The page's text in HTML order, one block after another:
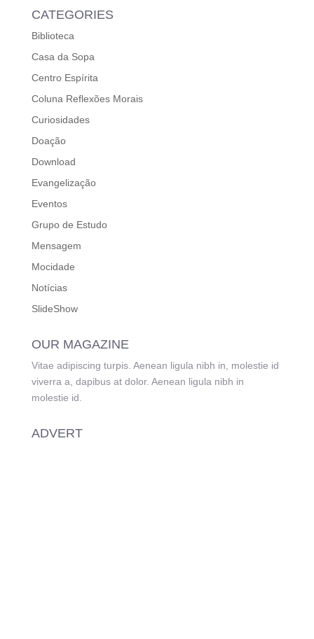
CATEGORIES
Biblioteca
Casa da Sopa
Centro Espírita
Coluna Reflexões Morais
Curiosidades
Doação
Download
Evangelização
Eventos
Grupo de Estudo
Mensagem
Mocidade
Notícias
SlideShow
OUR MAGAZINE
Vitae adipiscing turpis. Aenean ligula nibh in, molestie id
viverra a, dapibus at dolor. Aenean ligula nibh in
molestie id.
ADVERT